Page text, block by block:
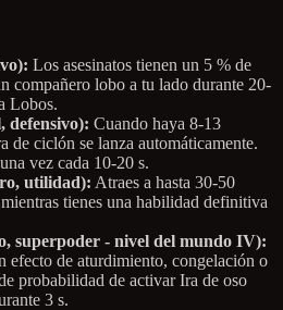
Los asesinatos tienen un 5 % de
compañero lobo a tu lado durante 20-
Lobos.
defensivo): Cuando haya 8-13
de ciclón se lanza automáticamente.
vez cada 10-20 s.
utilidad): Atraes a hasta 30-50
tienes una habilidad definitiva
superpoder - nivel del mundo IV):
efecto de aturdimiento, congelación o
probabilidad de activar Ira de oso
3 s.